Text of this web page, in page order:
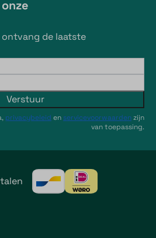
de laatste
Verstuur
privacybeleid en servicevoorwaardenzijn
van toepassing.